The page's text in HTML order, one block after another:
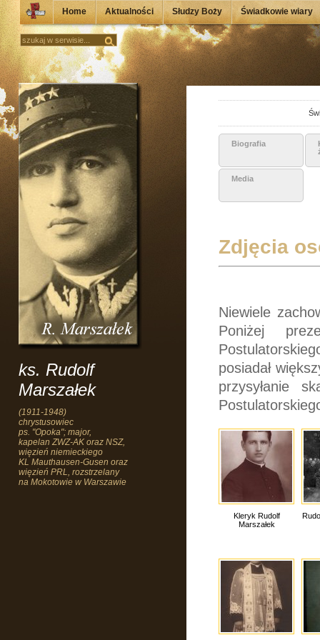
Home Aktualności Słudzy Boży Świadkowie wiary
ks. Rudolf
Marszałek
(1911-1948)
chrystusowiec
ps. "Opoka"; major,
kapelan ZWZ-AK oraz NSZ,
więzień niemieckiego
KL Mauthausen-Gusen oraz
więzień PRL, rozstrzelany
na Mokotowie w Warszawie
Biografia
Media
Zdjęcia
Niewiele
Poniżej
posiadał
przysyłanie
Kleryk Rudolf
Marszałek